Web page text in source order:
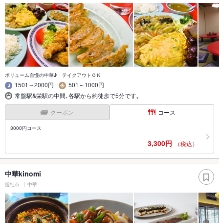
ボリューム自慢の中華♪ テイクアウトＯＫ
1501～2000円
501～1000円
常盤駅&栄駅の中間､各駅から約徒歩で5分です｡
クーポン コース
3000円コース
3,300円 （税込）
中華kinomi
総社市 中華